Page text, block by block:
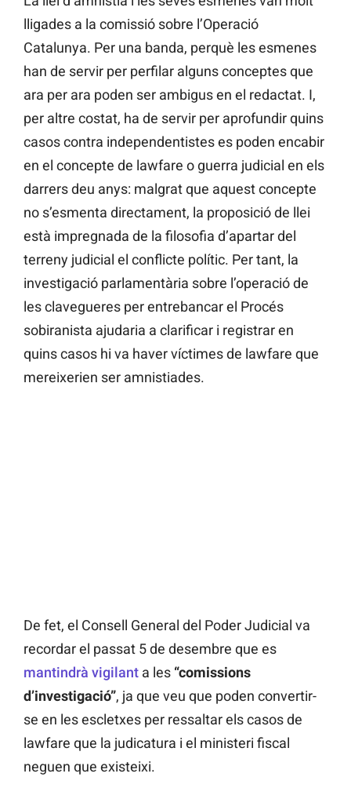
lligades a la comissió sobre l’Operació
Catalunya. Per una banda, perquè les esmenes
han de servir per perfilar alguns conceptes que
ara per ara poden ser ambigus en el redactat. I,
per altre costat, ha de servir per aprofundir quins
casos contra independentistes es poden encabir
en el concepte de lawfare o guerra judicial en els
darrers deu anys: malgrat que aquest concepte
no s’esmenta directament, la proposició de llei
està impregnada de la filosofia d’apartar del
terreny judicial el conflicte polític. Per tant, la
investigació parlamentària sobre l’operació de
les clavegueres per entrebancar el Procés
sobiranista ajudaria a clarificar i registrar en
quins casos hi va haver víctimes de lawfare que
mereixerien ser amnistiades.
De fet, el Consell General del Poder Judicial va
recordar el passat 5 de desembre que es
mantindrà vigilant a les “comissions
d’investigació”, ja que veu que poden convertir-
se en les escletxes per ressaltar els casos de
lawfare que la judicatura i el ministeri fiscal
neguen que existeixi.